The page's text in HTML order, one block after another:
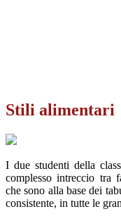
Stili alimentari
I due studenti della
complesso intreccio tra
che sono alla base dei
consistente, in tutte le